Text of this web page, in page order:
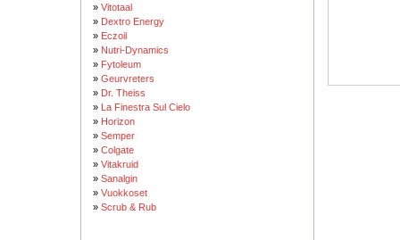
» Vitotaal
» Dextro Energy
» Eczoil
» Nutri-Dynamics
» Fytoleum
» Geurvreters
» Dr. Theiss
» La Finestra Sul Cielo
» Horizon
» Semper
» Colgate
» Vitakruid
» Sanalgin
» Vuokkoset
» Scrub & Rub